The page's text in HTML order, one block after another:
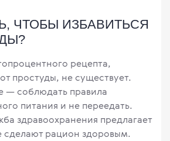
ЧТОБЫ ИЗБАВИТЬСЯ
рецепта,
простуды, не существует.
— соблюдать правила
питания и не переедать.
здравоохранения предлагает
сделают рацион здоровым.